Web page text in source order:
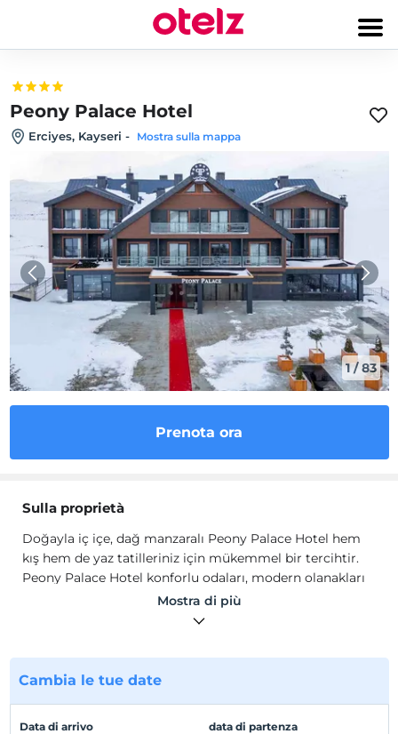
Peony Palace Hotel
Erciyes, Kayseri - Mostra sulla mappa
1/83
Prenota ora
Sulla proprietà
Doğayla iç içe, dağ manzaralı Peony Palace Hotel hem
kış hem de yaz tatilleriniz için mükemmel bir tercihtir.
Peony Palace Hotel konforlu odaları, modern olanakları
ve sıcak atmosferiyle ziyaretçilerine unutulmaz bir
yangın alarmı, TV, telefon, internet, saç kurutma
makinesi, ücretsiz banyo malzemesi, havlu seti, elektrikli
Posizione
Mostra di più
Cambia le tue date
Data di arrivo data di partenza